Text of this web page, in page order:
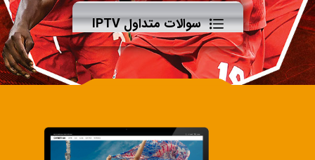
سوالات متداول IPTV